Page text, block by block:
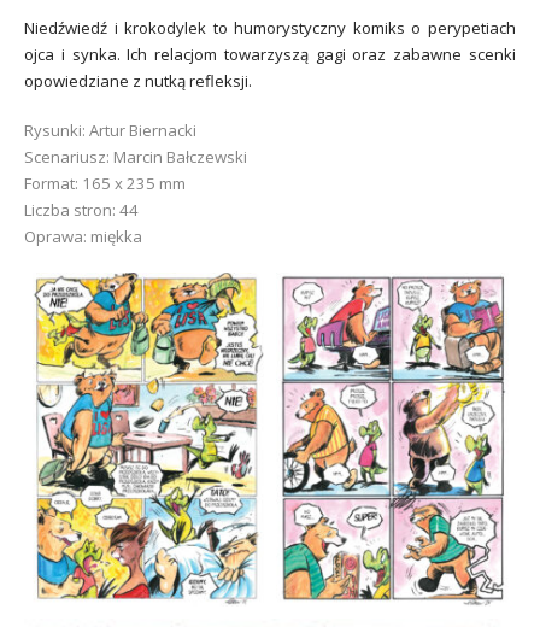
Niedźwiedź i krokodylek to humorystyczny komiks o perypetiach
ojca i synka. Ich relacjom towarzyszą gagi oraz zabawne scenki
opowiedziane z nutką refleksji.
Rysunki: Artur Biernacki
Scenariusz: Marcin Bałczewski
Format: 165 x 235 mm
Liczba stron: 44
Oprawa: miękka